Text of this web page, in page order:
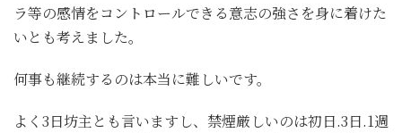
ラ等の感情をコントロールできる意志の強さを身に着けた
いとも考えました。
何事も継続するのは本当に難しいです。
よく3日坊主とも言いますし、禁煙厳しいのは初日.3日.1週